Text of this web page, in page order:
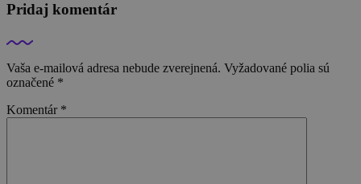
Pridaj komentár
Vaša e-mailová adresa nebude zverejnená. Vyžadované polia sú
označené *
Komentár *